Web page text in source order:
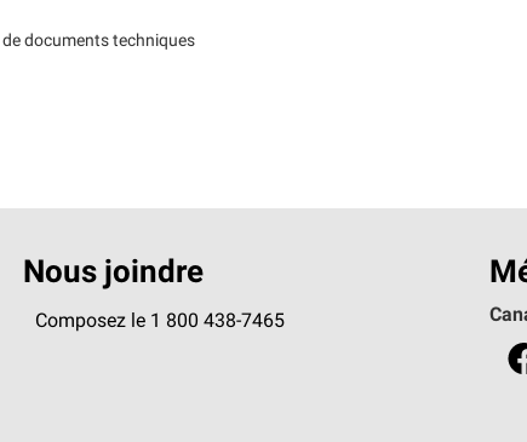
documents techniques
Nous joindre
Composez le 1 800 438-7465